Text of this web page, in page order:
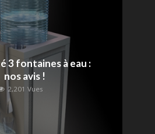
3 fontaines à eau :
nos avis !
2,201 Vues